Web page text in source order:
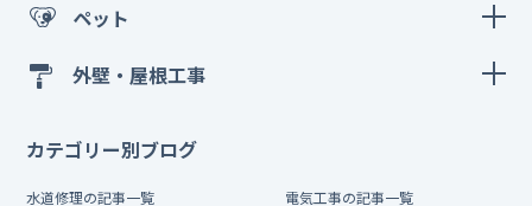
ペット
外壁・屋根工事
カテゴリー別ブログ
水道修理の記事一覧 電気工事の記事一覧